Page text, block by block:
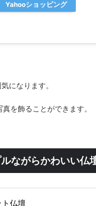
Yahooショッピング
になります。
を飾ることができます。
ながらかわいい仏
仏壇